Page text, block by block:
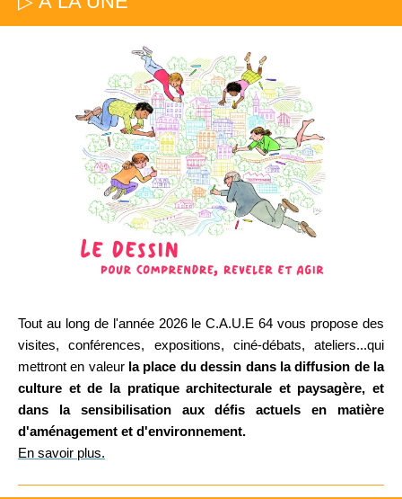
Tout au long de l'année 2026 le C.A.U.E 64 vous propose des
visites, conférences, expositions, ciné-débats, ateliers...qui
mettront en valeur la place du dessin dans la diffusion de la
culture et de la pratique architecturale et paysagère, et
dans la sensibilisation aux défis actuels en matière
d'aménagement et d'environnement.
En savoir plus.